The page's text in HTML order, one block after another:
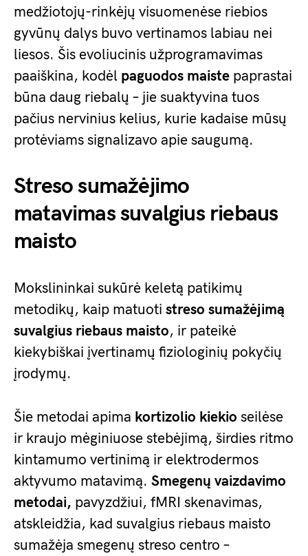
medžiotojų-rinkėjų visuomenėse riebios
gyvūnų dalys buvo vertinamos labiau nei
liesos. Šis evoliucinis užprogramavimas
paaiškina, kodėl paguodos maiste paprastai
būna daug riebalų – jie suaktyvina tuos
pačius nervinius kelius, kurie kadaise mūsų
protėviams signalizavo apie saugumą.
Streso sumažėjimo
matavimas suvalgius riebaus
maisto
Mokslininkai sukūrė keletą patikimų
metodikų, kaip matuoti streso sumažėjimą
suvalgius riebaus maisto, ir pateikė
kiekybiškai įvertinamų fiziologinių pokyčių
įrodymų.
Šie metodai apima kortizolio kiekio seilėse
ir kraujo mėginiuose stebėjimą, širdies ritmo
kintamumo vertinimą ir elektrodermos
aktyvumo matavimą. Smegenų vaizdavimo
metodai, pavyzdžiui, fMRI skenavimas,
atskleidžia, kad suvalgius riebaus maisto
sumažėja smegenų streso centro –